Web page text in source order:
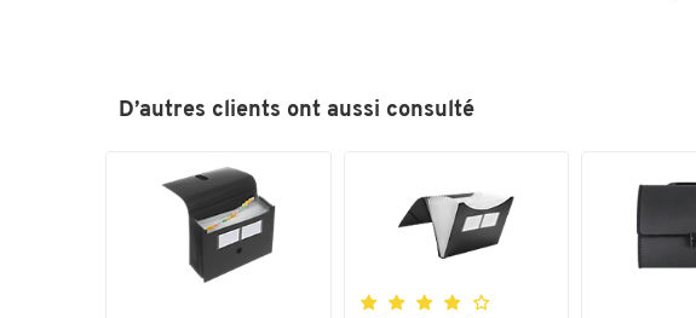
D’autres clients ont aussi consulté